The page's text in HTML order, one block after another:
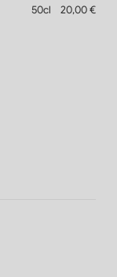
50cl
20,00 €